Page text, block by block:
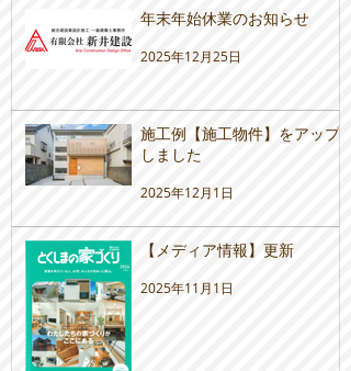
年末年始休業のお知らせ
2025年12月25日
施工例【施工物件】をアップ
しました
2025年12月1日
【メディア情報】更新
2025年11月1日